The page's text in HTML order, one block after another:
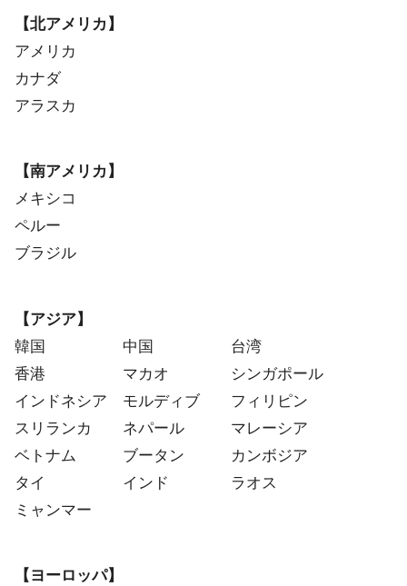
【北アメリカ】
アメリカ
カナダ
アラスカ
【南アメリカ】
メキシコ
ペルー
ブラジル
【アジア】
韓国 中国 台湾
香港 マカオ シンガポール
インドネシア モルディブ フィリピン
スリランカ ネパール マレーシア
ベトナム ブータン カンボジア
タイ インド ラオス
ミャンマー
【ヨーロッパ】